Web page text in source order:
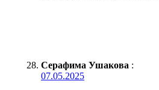
Серафима Ушакова :
07.05.2025